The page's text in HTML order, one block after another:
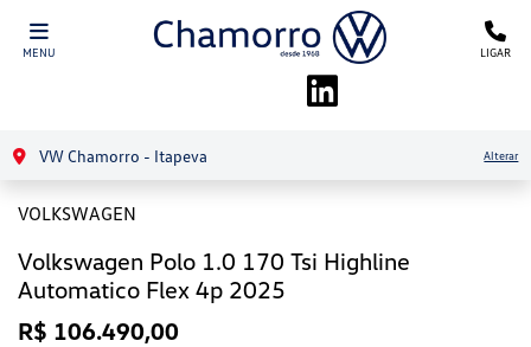
MENU LIGAR
VW Chamorro - Itapeva Alterar
VOLKSWAGEN
Volkswagen Polo 1.0 170 Tsi Highline
Automatico Flex 4p 2025
R$ 106.490,00